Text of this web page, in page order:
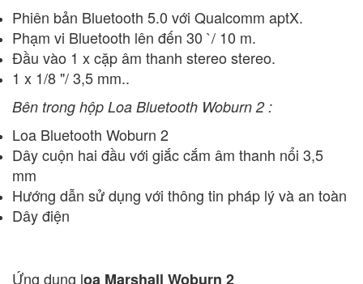
Phiên bản Bluetooth 5.0 với Qualcomm aptX.
Phạm vi Bluetooth lên đến 30 `/ 10 m.
Đầu vào 1 x cặp âm thanh stereo stereo.
1 x 1/8 "/ 3,5 mm..
Bên trong hộp Loa Bluetooth Woburn 2 :
Loa Bluetooth Woburn 2
Dây cuộn hai đầu với giắc cắm âm thanh nổi 3,5
mm
Hướng dẫn sử dụng với thông tin pháp lý và an toàn
Dây điện
Ứng dụng loa Marshall Woburn 2